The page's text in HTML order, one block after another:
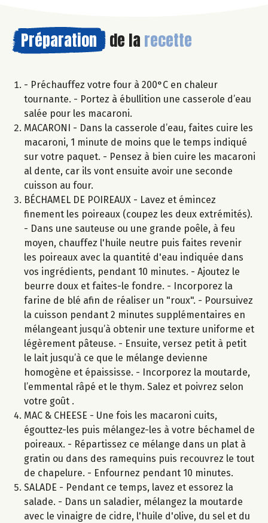
Préparation de la recette
- Préchauffez votre four à 200°C en chaleur
tournante. - Portez à ébullition une casserole d’eau
salée pour les macaroni.
MACARONI - Dans la casserole d’eau, faites cuire les
macaroni, 1 minute de moins que le temps indiqué
sur votre paquet. - Pensez à bien cuire les macaroni
al dente, car ils vont ensuite avoir une seconde
cuisson au four.
BÉCHAMEL DE POIREAUX - Lavez et émincez
finement les poireaux (coupez les deux extrémités).
- Dans une sauteuse ou une grande poêle, à feu
moyen, chauffez l'huile neutre puis faites revenir
les poireaux avec la quantité d'eau indiquée dans
vos ingrédients, pendant 10 minutes. - Ajoutez le
beurre doux et faites-le fondre. - Incorporez la
farine de blé afin de réaliser un "roux". - Poursuivez
la cuisson pendant 2 minutes supplémentaires en
mélangeant jusqu’à obtenir une texture uniforme et
légèrement pâteuse. - Ensuite, versez petit à petit
le lait jusqu’à ce que le mélange devienne
homogène et épaississe. - Incorporez la moutarde,
l’emmental râpé et le thym. Salez et poivrez selon
votre goût .
MAC & CHEESE - Une fois les macaroni cuits,
égouttez-les puis mélangez-les à votre béchamel de
poireaux. - Répartissez ce mélange dans un plat à
gratin ou dans des ramequins puis recouvrez le tout
de chapelure. - Enfournez pendant 10 minutes.
SALADE - Pendant ce temps, lavez et essorez la
salade. - Dans un saladier, mélangez la moutarde
avec le vinaigre de cidre, l'huile d'olive, du sel et du